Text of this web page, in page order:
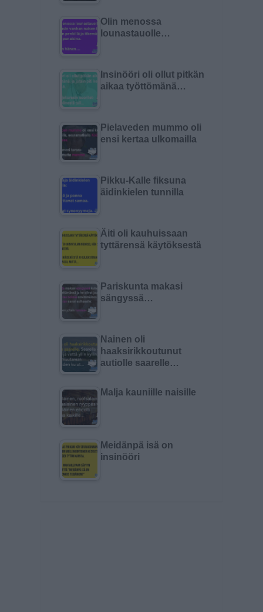
Olin menossa
lounastauolle…
Insinööri oli ollut pitkän
aikaa työttömänä…
Pielaveden mummo oli
ensi kertaa ulkomailla
Pikku-Kalle fiksuna
äidinkielen tunnilla
Äiti oli kauhuissaan
tyttärensä käytöksestä
Pariskunta makasi
sängyssä…
Nainen oli
haaksirikkoutunut
autiolle saarelle…
Malja kauniille naisille
Meidänpä isä on
insinööri